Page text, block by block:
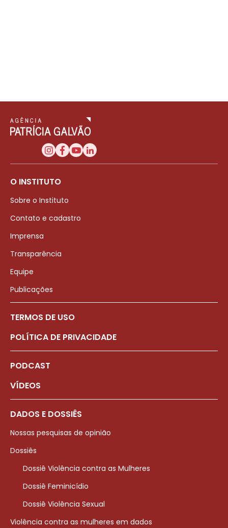
O INSTITUTO
Sobre o Instituto
Contato e cadastro
Imprensa
Transparência
Equipe
Publicações
TERMOS DE USO
POLÍTICA DE PRIVACIDADE
PODCAST
VÍDEOS
DADOS E DOSSIÊS
Nossas pesquisas de opinião
Dossiês
Dossiê Violência contra as Mulheres
Dossiê Feminicídio
Dossiê Violência Sexual
Violência contra as mulheres em dados